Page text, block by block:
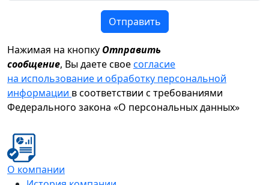
Отправить
Нажимая на кнопку Отправить
сообщение, Вы даете своесогласие
на использование и обработку персональной
информации в соответствии с требованиями
Федерального закона «О персональных данных»
О компании